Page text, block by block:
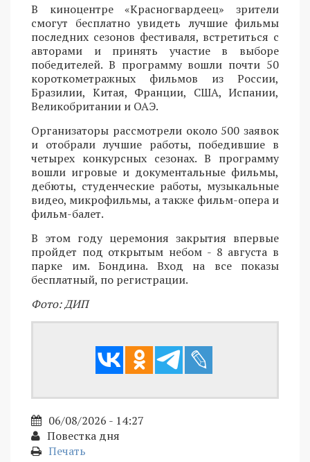
В киноцентре «Красногвардеец» зрители
смогут бесплатно увидеть лучшие фильмы
последних сезонов фестиваля, встретиться с
авторами и принять участие в выборе
победителей. В программу вошли почти 50
короткометражных фильмов из России,
Бразилии, Китая, Франции, США, Испании,
Великобритании и ОАЭ.
Организаторы рассмотрели около 500 заявок
и отобрали лучшие работы, победившие в
четырех конкурсных сезонах. В программу
вошли игровые и документальные фильмы,
дебюты, студенческие работы, музыкальные
видео, микрофильмы, а также фильм-опера и
фильм-балет.
В этом году церемония закрытия впервые
пройдет под открытым небом - 8 августа в
парке им. Бондина. Вход на все показы
бесплатный, по регистрации.
Фото: ДИП
06/08/2026 - 14:27
Повестка дня
Печать